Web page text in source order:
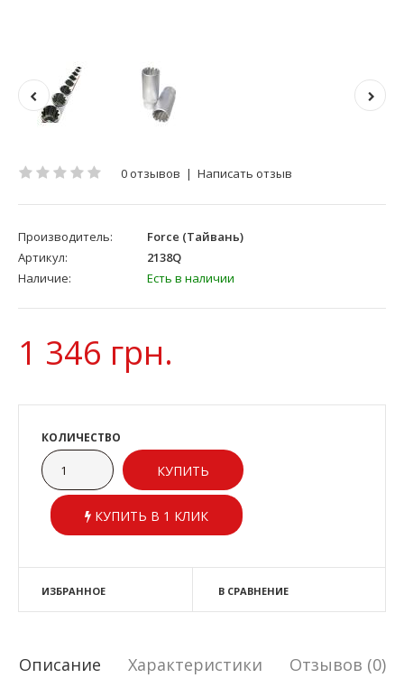
0 отзывов | Написать отзыв
Производитель:
Force (Тайвань)
Артикул:
2138Q
Наличие:
Есть в наличии
1 346 грн.
КОЛИЧЕСТВО
КУПИТЬ В 1 КЛИК
ИЗБРАННОЕ В СРАВНЕНИЕ
Описание Характеристики Отзывов (0)